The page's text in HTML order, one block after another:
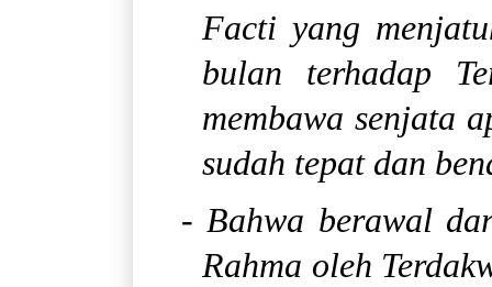
Facti yang
bulan terhadap
membawa senjata
sudah tepat dan
- Bahwa berawal
Rahma oleh